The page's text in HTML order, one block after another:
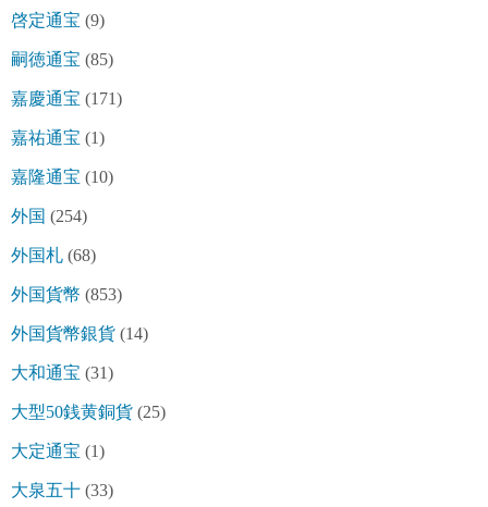
啓定通宝 (9)
嗣徳通宝 (85)
嘉慶通宝 (171)
嘉祐通宝 (1)
嘉隆通宝 (10)
外国 (254)
外国札 (68)
外国貨幣 (853)
外国貨幣銀貨 (14)
大和通宝 (31)
大型50銭黄銅貨 (25)
大定通宝 (1)
大泉五十 (33)